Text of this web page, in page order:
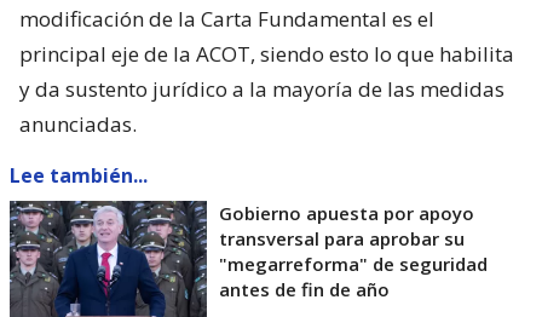
modificación de la Carta Fundamental es el
principal eje de la ACOT, siendo esto lo que habilita
y da sustento jurídico a la mayoría de las medidas
anunciadas.
Lee también...
Gobierno apuesta por apoyo
transversal para aprobar su
"megarreforma" de seguridad
antes de fin de año